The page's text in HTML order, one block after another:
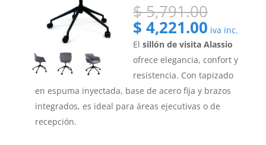
$5,791.00
precio
era:
$
$ 4,221.00El
precio
actual
es:
$
iva inc.
El sillón de visita Alassio
ofrece elegancia, confort y
resistencia. Con tapizado
en espuma inyectada, base de acero fija y brazos
integrados, es ideal para áreas ejecutivas o de
recepción.